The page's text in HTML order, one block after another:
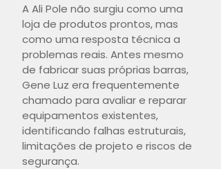
A Ali Pole não surgiu como uma
loja de produtos prontos, mas
como uma resposta técnica a
problemas reais. Antes mesmo
de fabricar suas próprias barras,
Gene Luz era frequentemente
chamado para avaliar e reparar
equipamentos existentes,
identificando falhas estruturais,
limitações de projeto e riscos de
segurança.